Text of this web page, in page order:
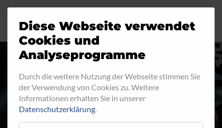
AUSSENGEWINDE - FEST
560
Diese Webseite verwendet
Cookies und
Analyseprogramme
Durch die weitere Nutzung der Webseite stimmen Sie
der Verwendung von Cookies zu. Weitere
Informationen erhalten Sie in unserer
Datenschutzerklärung.
Motorrad
Industrie
Automobil
Fahrrad
Ringfitting
Aussengewinde
Innengewinde
Hohlschrauben
Jobs